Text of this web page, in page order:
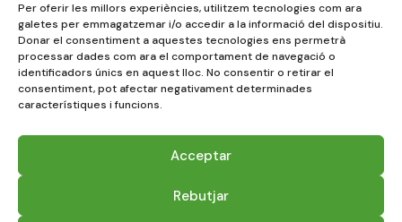
Per oferir les millors experiències, utilitzem tecnologies com ara
galetes per emmagatzemar i/o accedir a la informació del dispositiu.
Donar el consentiment a aquestes tecnologies ens permetrà
processar dades com ara el comportament de navegació o
identificadors únics en aquest lloc. No consentir o retirar el
consentiment, pot afectar negativament determinades
característiques i funcions.
Acceptar
Rebutjar
Rotura muscular
Síndrome de Dolor Patelofemoral
Soporte plantar infantil
Tendinitis De Quervain